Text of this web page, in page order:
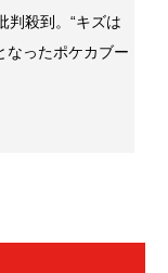
判殺到。“キズは
なったポケカブー